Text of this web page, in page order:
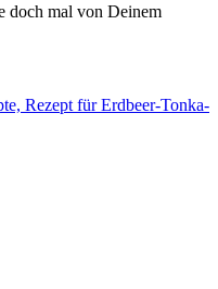
doch mal von Deinem
Rezept für Erdbeer-Tonka-